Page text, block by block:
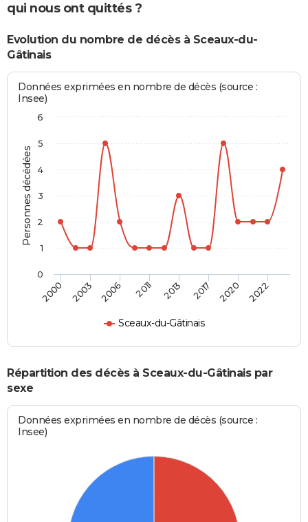
qui nous ont quittés ?
Evolution du nombre de décès à Sceaux-du-
Gâtinais
Personnes décédées
Données exprimées en nombre de décès (source :
Insee)
Sceaux-du-Gâtinais
2000 2003 2006 2011 2013 2017 2020 2022
0
1
2
3
4
5
6
Répartition des décès à Sceaux-du-Gâtinais par
sexe
Données exprimées en nombre de décès (source :
Insee)